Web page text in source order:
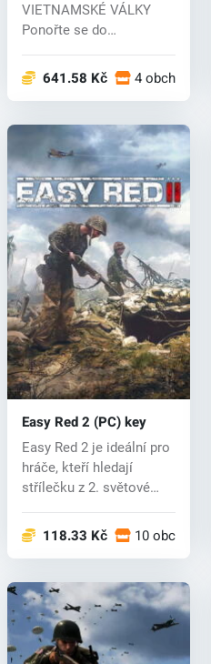
VIETNAMSKÉ VÁLKY
Ponořte se do
vietn...641.58 Kč 4 obchodech
Easy Red 2 (PC) key
Easy Red 2 je ideální pro
hráče, kteří hledají
střílečku z 2. světové
118.33 Kč 10 obchodech